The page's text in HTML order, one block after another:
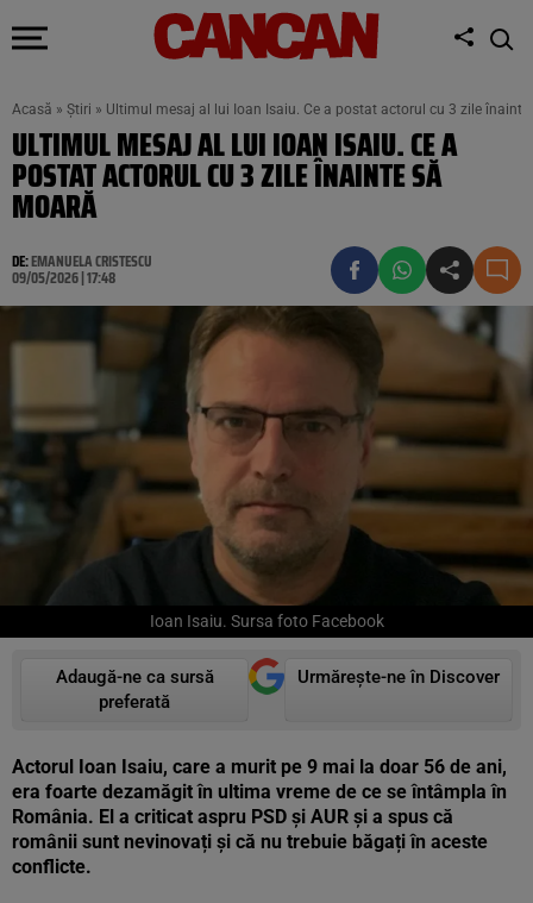
Acasă » Știri » Ultimul mesaj al lui Ioan Isaiu. Ce a postat actorul cu 3 zile
ULTIMUL MESAJ AL LUI IOAN ISAIU. CE A
POSTAT ACTORUL CU 3 ZILE ÎNAINTE SĂ
MOARĂ
DE:EMANUELA CRISTESCU
09/05/2026 | 17:48
Ioan Isaiu. Sursa foto Facebook
Adaugă-ne ca sursă
preferată
Urmărește-ne în Discover
Actorul Ioan Isaiu, care a murit pe 9 mai la doar 56 de ani,
era foarte dezamăgit în ultima vreme de ce se întâmpla în
România. El a criticat aspru PSD și AUR și a spus că
românii sunt nevinovați și că nu trebuie băgați în aceste
conflicte.